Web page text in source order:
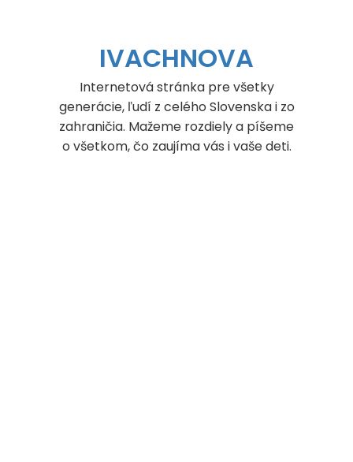
IVACHNOVA
Internetová stránka pre všetky
generácie, ľudí z celého Slovenska i zo
zahraničia. Mažeme rozdiely a píšeme
o všetkom, čo zaujíma vás i vaše deti.